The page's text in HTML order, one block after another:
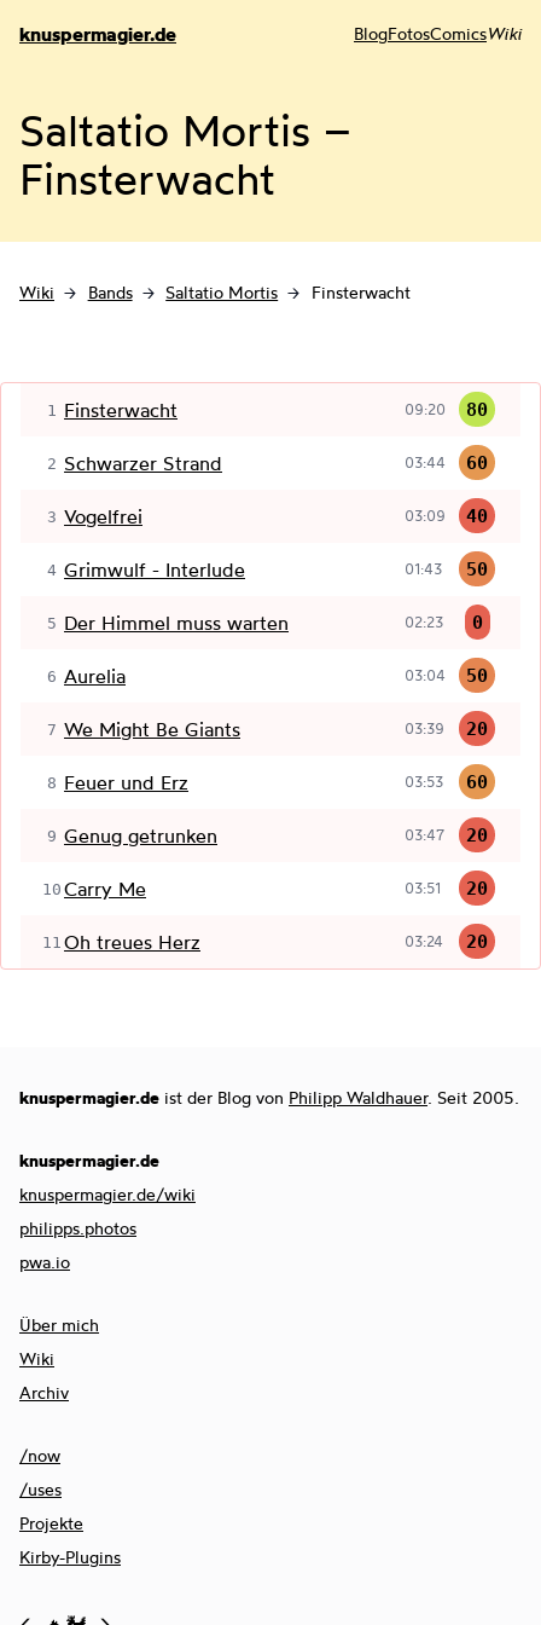
knuspermagier.de BlogFotosComicsWiki
Saltatio Mortis –
Finsterwacht
Wiki Bands Saltatio Mortis Finsterwacht
1 Finsterwacht 09:20 80
2 Schwarzer Strand 03:44 60
3 Vogelfrei 03:09 40
4 Grimwulf - Interlude 01:43 50
5 Der Himmel muss warten 02:23 0
6 Aurelia 03:04 50
7 We Might Be Giants 03:39 20
8 Feuer und Erz 03:53 60
9 Genug getrunken 03:47 20
10 Carry Me 03:51 20
11 Oh treues Herz 03:24 20
knuspermagier.de ist der Blog von Philipp Waldhauer. Seit 2005.
knuspermagier.de
knuspermagier.de/wiki
philipps.photos
pwa.io
Über mich
Wiki
Archiv
/now
/uses
Projekte
Kirby-Plugins